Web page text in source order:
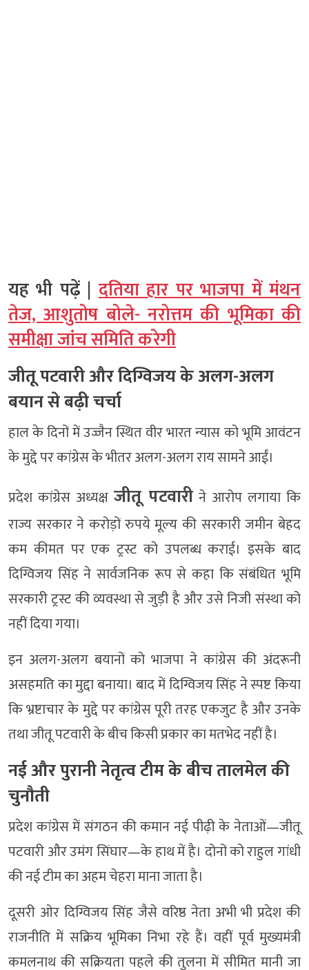
यह भी पढ़ें |दतिया हार पर भाजपा में मंथन
तेज, आशुतोष बोले- नरोत्तम की भूमिका की
समीक्षा जांच समिति करेगी
जीतू पटवारी और दिग्विजय के अलग-अलग
बयान से बढ़ी चर्चा
हाल के दिनों में उज्जैन स्थित वीर भारत न्यास को भूमि आवंटन
के मुद्दे पर कांग्रेस के भीतर अलग-अलग राय सामने आईं।
प्रदेश कांग्रेस अध्यक्षजीतू पटवारीने आरोप लगाया कि
राज्य सरकार ने करोड़ों रुपये मूल्य की सरकारी जमीन बेहद
कम कीमत पर एक ट्रस्ट को उपलब्ध कराई। इसके बाद
दिग्विजय सिंह ने सार्वजनिक रूप से कहा कि संबंधित भूमि
सरकारी ट्रस्ट की व्यवस्था से जुड़ी है और उसे निजी संस्था को
नहीं दिया गया।
इन अलग-अलग बयानों को भाजपा ने कांग्रेस की अंदरूनी
असहमति का मुद्दा बनाया। बाद में दिग्विजय सिंह ने स्पष्ट किया
कि भ्रष्टाचार के मुद्दे पर कांग्रेस पूरी तरह एकजुट है और उनके
तथा जीतू पटवारी के बीच किसी प्रकार का मतभेद नहीं है।
नई और पुरानी नेतृत्व टीम के बीच तालमेल की
चुनौती
प्रदेश कांग्रेस में संगठन की कमान नई पीढ़ी के नेताओं—जीतू
पटवारी और उमंग सिंघार—के हाथ में है। दोनों को राहुल गांधी
की नई टीम का अहम चेहरा माना जाता है।
दूसरी ओर दिग्विजय सिंह जैसे वरिष्ठ नेता अभी भी प्रदेश की
राजनीति में सक्रिय भूमिका निभा रहे हैं। वहीं पूर्व मुख्यमंत्री
कमलनाथ की सक्रियता पहले की तुलना में सीमित मानी जा